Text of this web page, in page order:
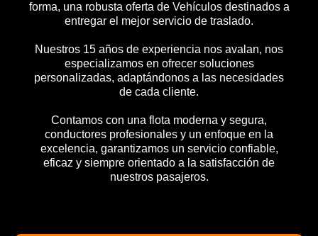
forma, una robusta oferta de Vehículos destinados a
entregar el mejor servicio de traslado.
Nuestros 15 años de experiencia nos avalan, nos
especializamos en ofrecer soluciones
personalizadas, adaptándonos a las necesidades
de cada cliente.
Contamos con una flota moderna y segura,
conductores profesionales y un enfoque en la
excelencia, garantizamos un servicio confiable,
eficaz y siempre orientado a la satisfacción de
nuestros pasajeros.